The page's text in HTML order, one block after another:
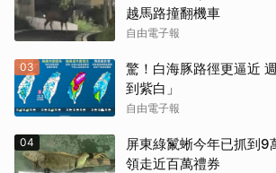
越馬路撞翻機車
自由電子報
03
驚！白海豚路徑更逼近
到紫白」
自由電子報
04
屏東綠鬣蜥今年已抓到9
領走近百萬禮券